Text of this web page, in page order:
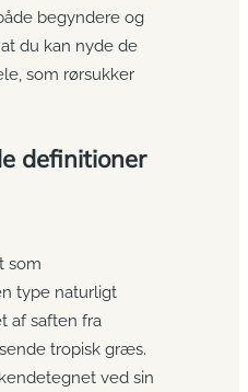
begyndere og
du kan nyde de
som rørsukker
definitioner
som
type naturligt
af saften fra
tropisk græs.
ved sin